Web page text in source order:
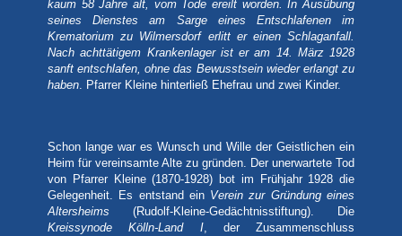
kaum 58 Jahre alt, vom Tode ereilt worden. In Ausübung
seines Dienstes am Sarge eines Entschlafenen im
Krematorium zu Wilmersdorf erlitt er einen Schlaganfall.
Nach achttätigem Krankenlager ist er am 14. März 1928
sanft entschlafen, ohne das Bewusstsein wieder erlangt zu
haben. Pfarrer Kleine hinterließ Ehefrau und zwei Kinder.
Schon lange war es Wunsch und Wille der Geistlichen ein
Heim für vereinsamte Alte zu gründen. Der unerwartete Tod
von Pfarrer Kleine (1870-1928) bot im Frühjahr 1928 die
Gelegenheit. Es entstand ein Verein zur Gründung eines
Altersheims (Rudolf-Kleine-Gedächtnisstiftung). Die
Kreissynode Kölln-Land I, der Zusammenschluss